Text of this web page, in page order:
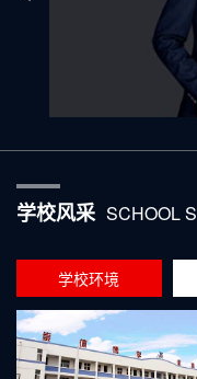
学校风采 SCHOOL
学校环境